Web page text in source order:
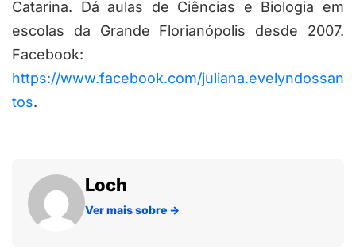
Catarina. Dá aulas de Ciências e Biologia em
escolas da Grande Florianópolis desde 2007.
Facebook:
https://www.facebook.com/juliana.evelyndossan
tos.
Loch
Ver mais sobre →